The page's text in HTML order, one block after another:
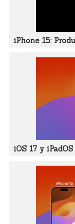
iPhone 15:
iOS 17 y